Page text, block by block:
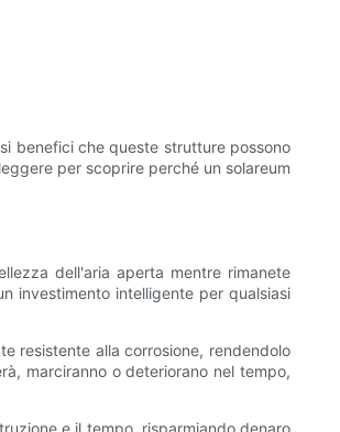
benefici che queste strutture possono
per scoprire perché un solareum
dell'aria aperta mentre rimanete
investimento intelligente per qualsiasi
resistente alla corrosione, rendendolo
marciranno o deteriorano nel tempo,